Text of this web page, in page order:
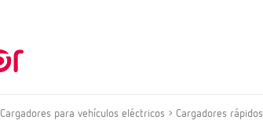
Cargadores para vehículos eléctricos Cargadores rápidos